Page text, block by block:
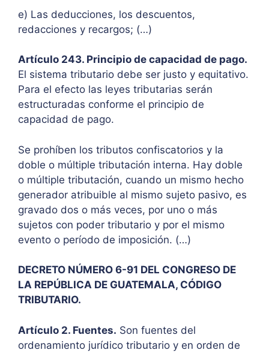
e) Las deducciones, los descuentos,
redacciones y recargos; (…)
Artículo 243. Principio de capacidad de pago.
El sistema tributario debe ser justo y equitativo.
Para el efecto las leyes tributarias serán
estructuradas conforme el principio de
capacidad de pago.
Se prohíben los tributos confiscatorios y la
doble o múltiple tributación interna. Hay doble
o múltiple tributación, cuando un mismo hecho
generador atribuible al mismo sujeto pasivo, es
gravado dos o más veces, por uno o más
sujetos con poder tributario y por el mismo
evento o período de imposición. (…)
DECRETO NÚMERO 6-91 DEL CONGRESO DE
LA REPÚBLICA DE GUATEMALA, CÓDIGO
TRIBUTARIO.
Artículo 2. Fuentes. Son fuentes del
ordenamiento jurídico tributario y en orden de